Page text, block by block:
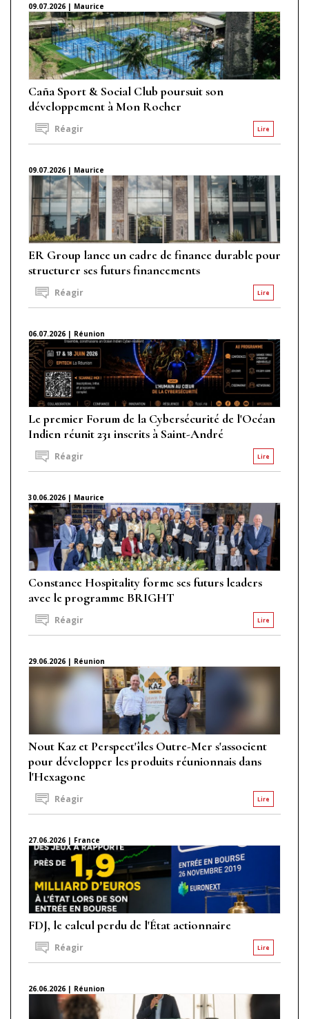
09.07.2026 | Maurice
Caña Sport & Social Club poursuit son
développement à Mon Rocher
Lire
Réagir
09.07.2026 | Maurice
ER Group lance un cadre de finance durable pour
structurer ses futurs financements
Lire
Réagir
06.07.2026 | Réunion
Le premier Forum de la Cybersécurité de l'Océan
Indien réunit 231 inscrits à Saint-André
Lire
Réagir
30.06.2026 | Maurice
Constance Hospitality forme ses futurs leaders
avec le programme BRIGHT
Lire
Réagir
29.06.2026 | Réunion
Nout Kaz et Perspect'îles Outre-Mer s'associent
pour développer les produits réunionnais dans
l'Hexagone
Lire
Réagir
27.06.2026 | France
FDJ, le calcul perdu de l'État actionnaire
Lire
Réagir
26.06.2026 | Réunion